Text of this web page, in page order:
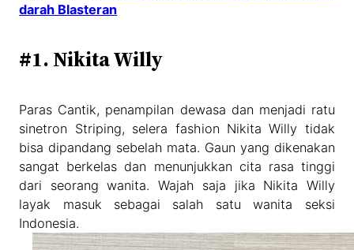
darah Blasteran
#1. Nikita Willy
Paras Cantik, penampilan dewasa dan menjadi ratu
sinetron Striping, selera fashion Nikita Willy tidak
bisa dipandang sebelah mata. Gaun yang dikenakan
sangat berkelas dan menunjukkan cita rasa tinggi
dari seorang wanita. Wajah saja jika Nikita Willy
layak masuk sebagai salah satu wanita seksi
Indonesia.